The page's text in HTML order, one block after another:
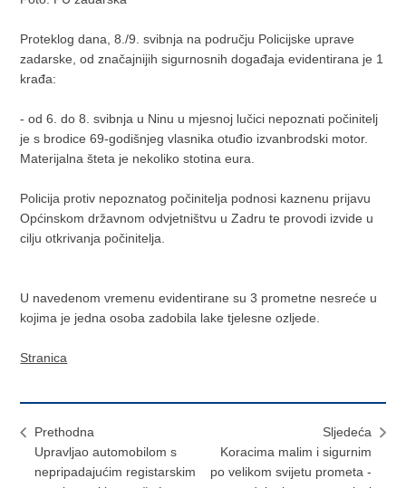
Proteklog dana, 8./9. svibnja na području Policijske uprave
zadarske, od značajnijih sigurnosnih događaja evidentirana je 1
krađa:
- od 6. do 8. svibnja u Ninu u mjesnoj lučici nepoznati počinitelj
je s brodice 69-godišnjeg vlasnika otuđio izvanbrodski motor.
Materijalna šteta je nekoliko stotina eura.
Policija protiv nepoznatog počinitelja podnosi kaznenu prijavu
Općinskom državnom odvjetništvu u Zadru te provodi izvide u
cilju otkrivanja počinitelja.
U navedenom vremenu evidentirane su 3 prometne nesreće u
kojima je jedna osoba zadobila lake tjelesne ozljede.
Stranica
Prethodna
Upravljao automobilom s
nepripadajućim registarskim
Sljedeća
Koracima malim i sigurnim
po velikom svijetu prometa -